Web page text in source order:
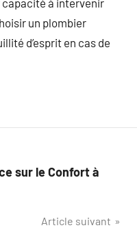
un plombier
d’esprit en cas de
sur le Confort à
Article suivant